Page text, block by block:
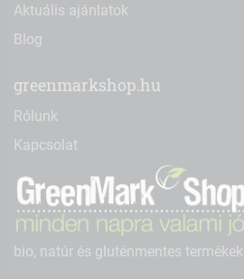
Aktuális ajánlatok
Blog
greenmarkshop.hu
Rólunk
Kapcsolat
bio, natúr és gluténmentes termékek